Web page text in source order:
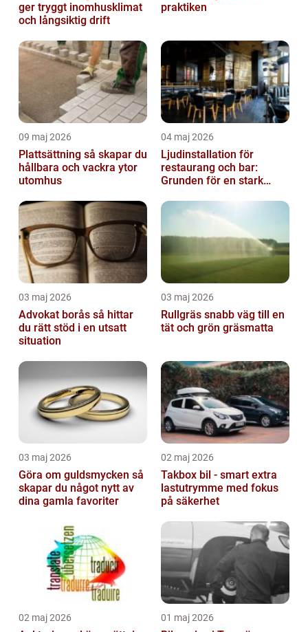
ger tryggt inomhusklimat
och långsiktig drift
praktiken
09 maj 2026
Plattsättning så skapar du
hållbara och vackra ytor
utomhus
04 maj 2026
Ljudinstallation för
restaurang och bar:
Grunden för en stark
03 maj 2026
Advokat borås så hittar
du rätt stöd i en utsatt
situation
03 maj 2026
Rullgräs snabb väg till en
tät och grön gräsmatta
03 maj 2026
Göra om guldsmycken så
skapar du något nytt av
dina gamla favoriter
02 maj 2026
Takbox bil - smart extra
lastutrymme med fokus
på säkerhet
02 maj 2026 01 maj 2026